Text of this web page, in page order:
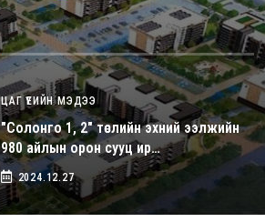
ЦАГ ҮЕИЙН МЭДЭЭ
"Солонго 1, 2" төслийн эхний ээлжийн
980 айлын орон сууц ир…
2024.12.27